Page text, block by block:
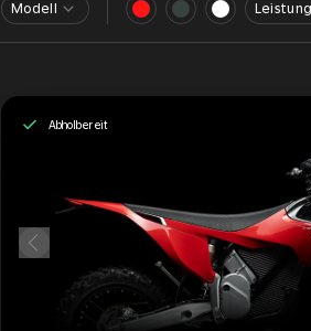
Modell Leistung
Abholbereit